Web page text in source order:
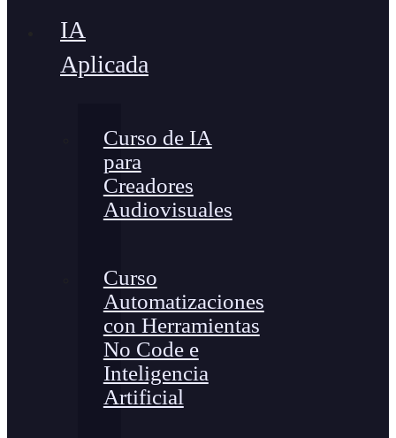
IA
Aplicada
Curso de IA
para
Creadores
Audiovisuales
Curso
Automatizaciones
con Herramientas
No Code e
Inteligencia
Artificial